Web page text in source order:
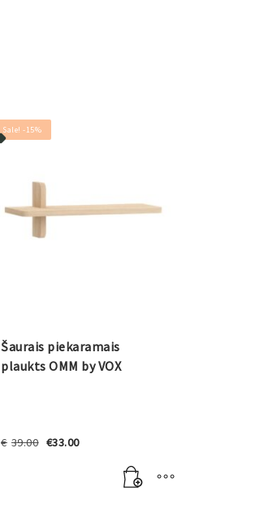
Sale! -15%
Šaurais piekaramais
plaukts OMM by VOX
€ 39.00 Original
€33.00Current
€33.00.